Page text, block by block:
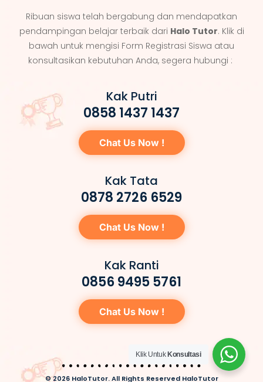
Ribuan siswa telah bergabung dan mendapatkan
pendampingan belajar terbaik dari Halo Tutor. Klik di
bawah untuk mengisi Form Registrasi Siswa atau
konsultasikan kebutuhan Anda, segera hubungi :
Kak Putri
0858 1437 1437
Chat Us Now !
Kak Tata
0878 2726 6529
Chat Us Now !
Kak Ranti
0856 9495 5761
Chat Us Now !
© 2026 HaloTutor. All Rights Reserved HaloTutor
Klik Untuk Konsultasi